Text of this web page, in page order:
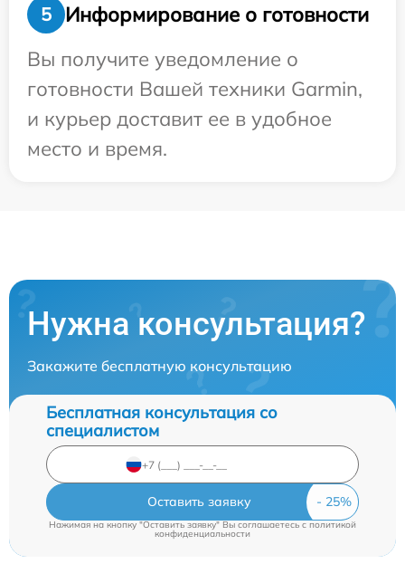
5
Информирование о готовности
Вы получите уведомление о
готовности Вашей техники Garmin,
и курьер доставит ее в удобное
место и время.
Нужна консультация?
Закажите бесплатную консультацию
Бесплатная консультация со
специалистом
Оставить заявку
Нажимая на кнопку "Оставить заявку" Вы соглашаетесь cполитикой
конфиденциальности